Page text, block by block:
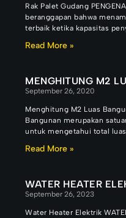
Rak Palet Gudang
beranggapan bahwa
terbaik ketika kapasitas
Read More »
MENGHITUNG M2
September 26, 2020
Menghitung M2 Luas
Bangunan merupakan
untuk mengetahui total
Read More »
WATER HEATER
September 26, 2023
Water Heater Elektrik